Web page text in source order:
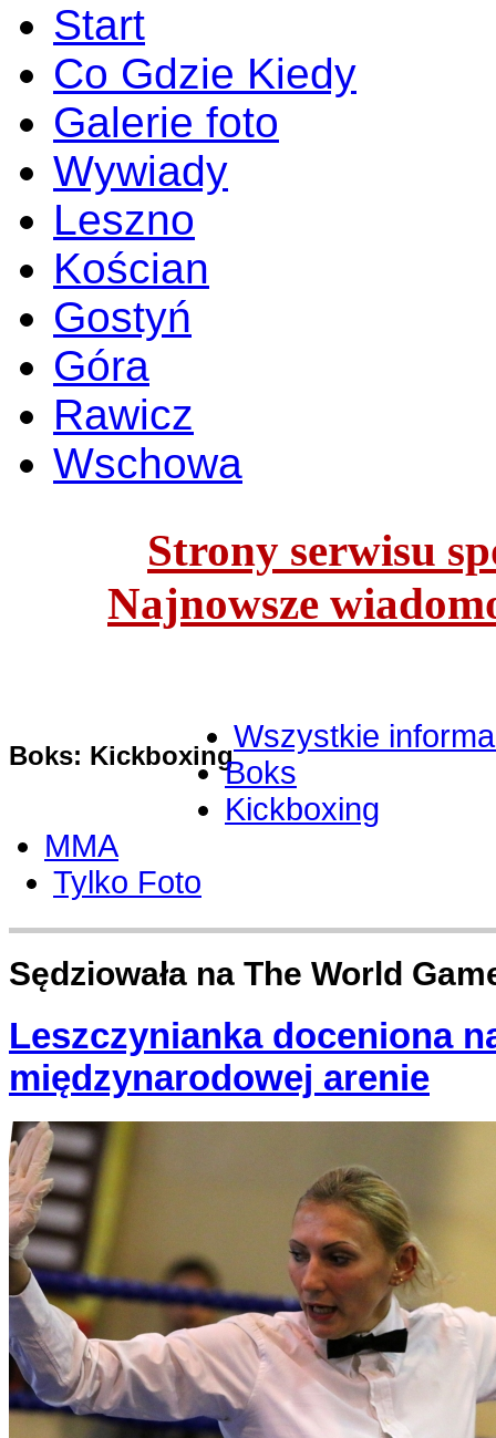
Start
Co Gdzie Kiedy
Galerie foto
Wywiady
Leszno
Kościan
Gostyń
Góra
Rawicz
Wschowa
Strony serwisu
Najnowsze
Boks: Kickboxing
Wszystkie
Boks
Kickboxing
MMA
Tylko Foto
Sędziowała na The World
Leszczynianka doceniona
międzynarodowej arenie